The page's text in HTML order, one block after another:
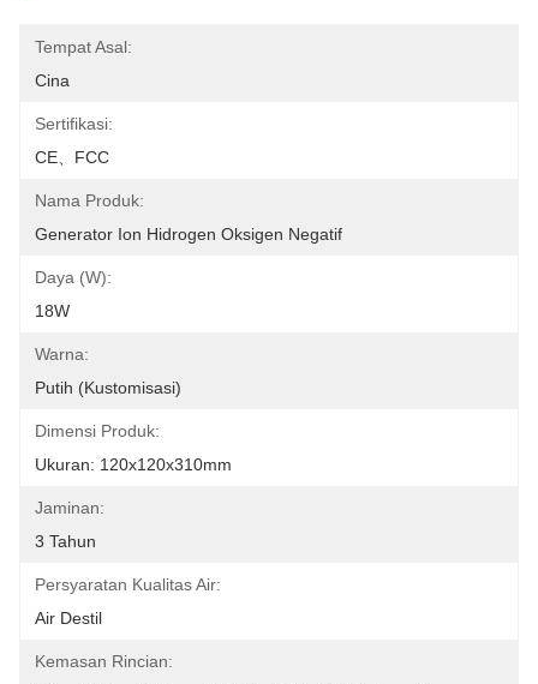
Tempat Asal:
Cina
Sertifikasi:
CE、FCC
Nama Produk:
Generator Ion Hidrogen Oksigen Negatif
Daya (W):
18W
Warna:
Putih (Kustomisasi)
Dimensi Produk:
Ukuran: 120x120x310mm
Jaminan:
3 Tahun
Persyaratan Kualitas Air:
Air Destil
Kemasan Rincian: